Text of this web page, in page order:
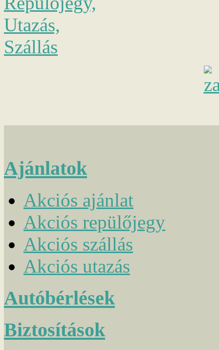
Ajánlatok
Akciós ajánlat
Akciós repülőjegy
Akciós szállás
Akciós utazás
Autóbérlések
Biztosítások